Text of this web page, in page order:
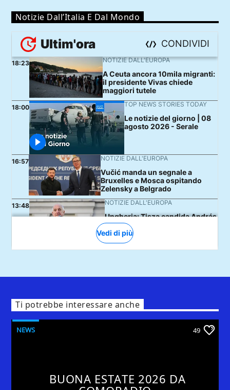
Notizie Dall’Italia E Dal Mondo
Ti potrebbe interessare anche
NEWS 49
BUONA ESTATE 2026 DA